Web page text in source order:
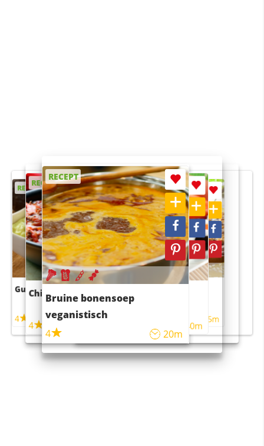
RECEPT
Guacamole
4
RECEPT
Chili con carne
4 45m
RECEPT
Bruine bonensoep
veganistisch
4
20m
RECEPT
Sushi rijstsalade
maaltijdsalade
40m
RECEPT
4 55m